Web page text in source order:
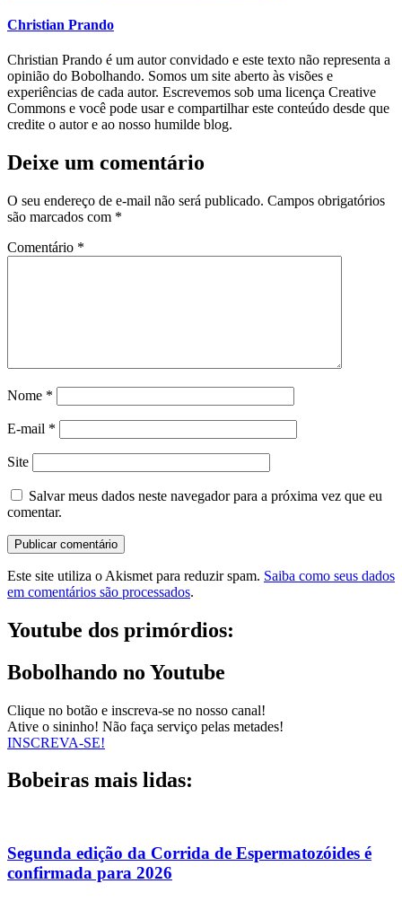
Christian Prando
Christian Prando é um autor convidado e este texto não representa a
opinião do Bobolhando. Somos um site aberto às visões e
experiências de cada autor. Escrevemos sob uma licença Creative
Commons e você pode usar e compartilhar este conteúdo desde que
credite o autor e ao nosso humilde blog.
Deixe um comentário
O seu endereço de e-mail não será publicado. Campos obrigatórios
são marcados com *
Comentário *
Nome *
E-mail *
Site
Salvar meus dados neste navegador para a próxima vez que eu
comentar.
Este site utiliza o Akismet para reduzir spam. Saiba como seus dados
em comentários são processados.
Youtube dos primórdios:
Bobolhando no Youtube
Clique no botão e inscreva-se no nosso canal!
Ative o sininho! Não faça serviço pelas metades!
INSCREVA-SE!
Bobeiras mais lidas:
Segunda edição da Corrida de Espermatozóides é
confirmada para 2026